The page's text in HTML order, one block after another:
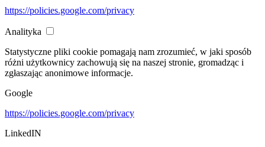
https://policies.google.com/privacy
Analityka
Statystyczne pliki cookie pomagają nam zrozumieć, w jaki sposób
różni użytkownicy zachowują się na naszej stronie, gromadząc i
zgłaszając anonimowe informacje.
Google
https://policies.google.com/privacy
LinkedIN